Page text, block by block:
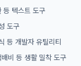
등 텍스트 도구
도구
등 개발자 유틸리티
비 등 생활 밀착 도구